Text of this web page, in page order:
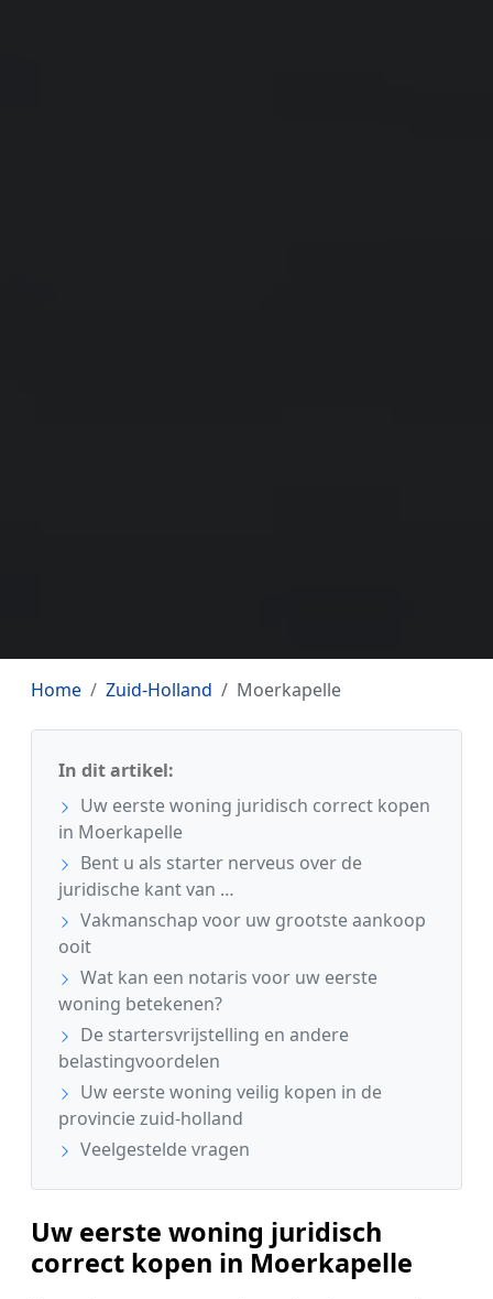
Home Zuid-Holland Moerkapelle
In dit artikel:
Uw eerste woning juridisch correct kopen
in Moerkapelle
Bent u als starter nerveus over de
juridische kant van …
Vakmanschap voor uw grootste aankoop
ooit
Wat kan een notaris voor uw eerste
woning betekenen?
De startersvrijstelling en andere
belastingvoordelen
Uw eerste woning veilig kopen in de
provincie zuid-holland
Veelgestelde vragen
Uw eerste woning juridisch
correct kopen in Moerkapelle